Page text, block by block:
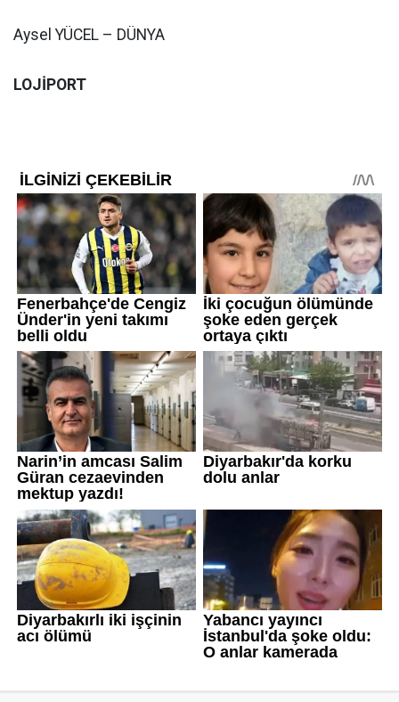
Aysel YÜCEL – DÜNYA
LOJİPORT